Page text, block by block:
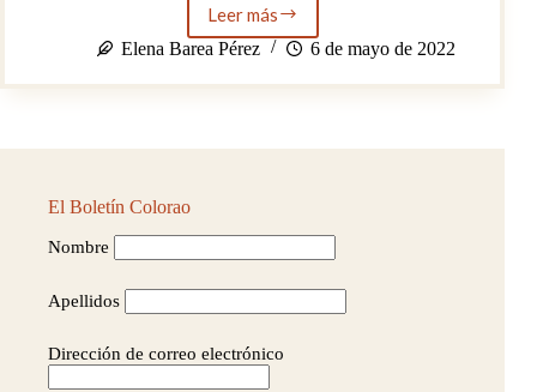
Leer másColomares,
el
de
Elena Barea Pérez 6 de mayo de 2022
El Boletín Colorao
Nombre
Apellidos
Dirección de correo electrónico